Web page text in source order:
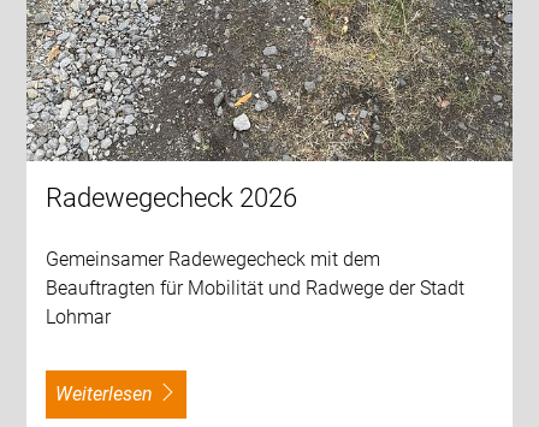
Radewegecheck 2026
Gemeinsamer Radewegecheck mit dem
Beauftragten für Mobilität und Radwege der Stadt
Lohmar
weiterlesen